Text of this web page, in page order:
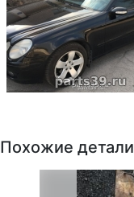
Похожие детали